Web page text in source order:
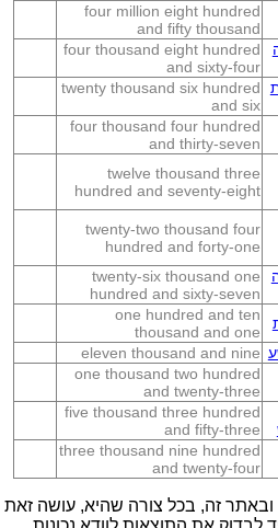
four million eight hundred
and fifty thousand
four thousand eight hundred
and sixty-four
twenty thousand six hundred
and six
four thousand four hundred
and thirty-seven
twelve thousand three
hundred and seventy-eight
twenty-two thousand four
hundred and forty-one
twenty-six thousand one
hundred and sixty-seven
one hundred and ten
thousand and one
eleven thousand and nine
one thousand two hundred
and twenty-three
five thousand three hundred
and fifty-three
three thousand nine hundred
and twenty-four
זה, בכל צורה שהיא, עושה זאת